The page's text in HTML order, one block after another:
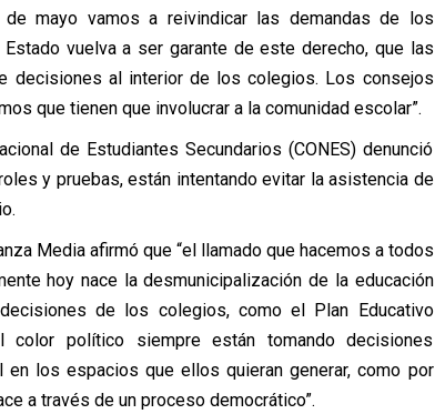
mayo vamos a reivindicar las demandas de los
vuelva a ser garante de este derecho, que las
decisiones al interior de los colegios. Los consejos
que tienen que involucrar a la comunidad escolar”.
de Estudiantes Secundarios (CONES) denunció
y pruebas, están intentando evitar la asistencia de
Media afirmó que “el llamado que hacemos a todos
hoy nace la desmunicipalización de la educación
de los colegios, como el Plan Educativo
color político siempre están tomando decisiones
los espacios que ellos quieran generar, como por
a través de un proceso democrático”.